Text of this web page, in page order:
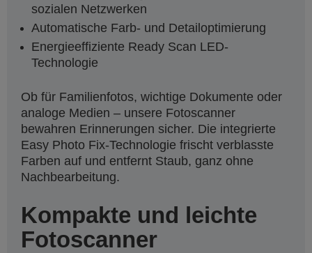
sozialen Netzwerken
Automatische Farb- und Detailoptimierung
Energieeffiziente Ready Scan LED-
Technologie
Ob für Familienfotos, wichtige Dokumente oder
analoge Medien – unsere Fotoscanner
bewahren Erinnerungen sicher. Die integrierte
Easy Photo Fix-Technologie frischt verblasste
Farben auf und entfernt Staub, ganz ohne
Nachbearbeitung.
Kompakte und leichte
Fotoscanner